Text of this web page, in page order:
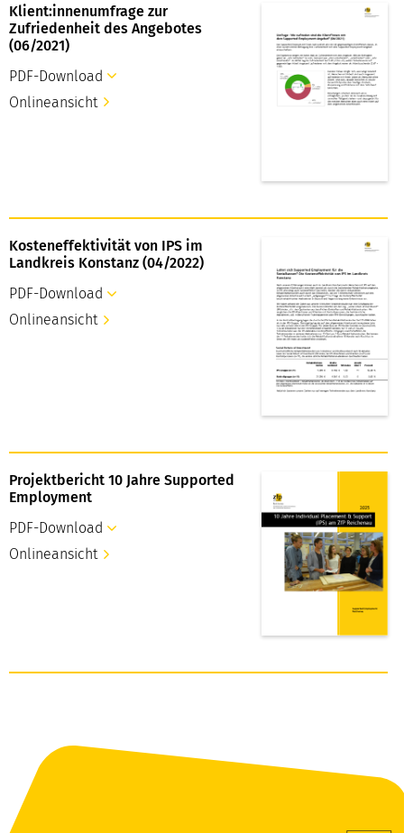
Klient:innenumfrage zur
Zufriedenheit des Angebotes
(06/2021)
PDF-Download
Onlineansicht
Kosteneffektivität von IPS im
Landkreis Konstanz (04/2022)
PDF-Download
Onlineansicht
Projektbericht 10 Jahre Supported
Employment
PDF-Download
Onlineansicht